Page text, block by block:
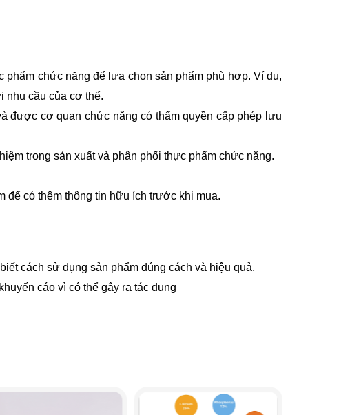
chức năng để lựa chọn sản phẩm phù hợp. Ví dụ,
nhu cầu của cơ thể.
được cơ quan chức năng có thẩm quyền cấp phép lưu
trong sản xuất và phân phối thực phẩm chức năng.
để có thêm thông tin hữu ích trước khi mua.
cách sử dụng sản phẩm đúng cách và hiệu quả.
cáo vì có thể gây ra tác dụng